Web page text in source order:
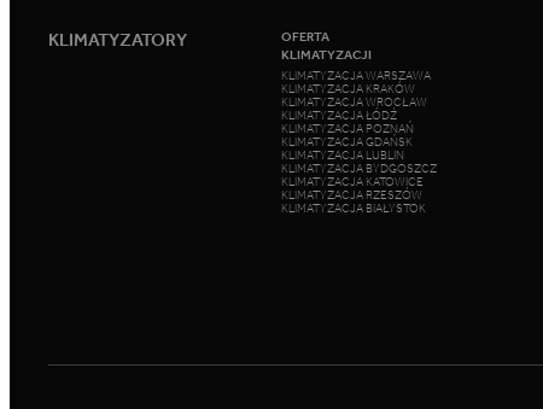
KLIMATYZATORY
OFERTA
KLIMATYZACJI
KLIMATYZACJA WARSZAWA
KLIMATYZACJA KRAKÓW
KLIMATYZACJA WROCŁAW
KLIMATYZACJA ŁÓDŹ
KLIMATYZACJA POZNAŃ
KLIMATYZACJA GDAŃSK
KLIMATYZACJA LUBLIN
KLIMATYZACJA BYDGOSZCZ
KLIMATYZACJA KATOWICE
KLIMATYZACJA RZESZÓW
KLIMATYZACJA BIAŁYSTOK